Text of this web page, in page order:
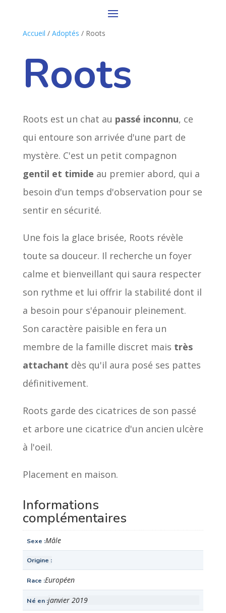
Accueil / Adoptés / Roots
Roots
Roots est un chat au passé inconnu, ce
qui entoure son arrivée d'une part de
mystère. C'est un petit compagnon
gentil et timide au premier abord, qui a
besoin d'un temps d'observation pour se
sentir en sécurité.
Une fois la glace brisée, Roots révèle
toute sa douceur. Il recherche un foyer
calme et bienveillant qui saura respecter
son rythme et lui offrir la stabilité dont il
a besoin pour s'épanouir pleinement.
Son caractère paisible en fera un
membre de la famille discret mais très
attachant dès qu'il aura posé ses pattes
définitivement.
Roots garde des cicatrices de son passé
et arbore une cicatrice d'un ancien ulcère
à l'oeil.
Placement en maison.
Informations
complémentaires
Sexe Mâle
Origine
Race Européen
Né en janvier 2019